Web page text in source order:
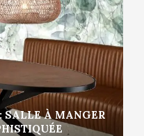
SALLE À MANGER